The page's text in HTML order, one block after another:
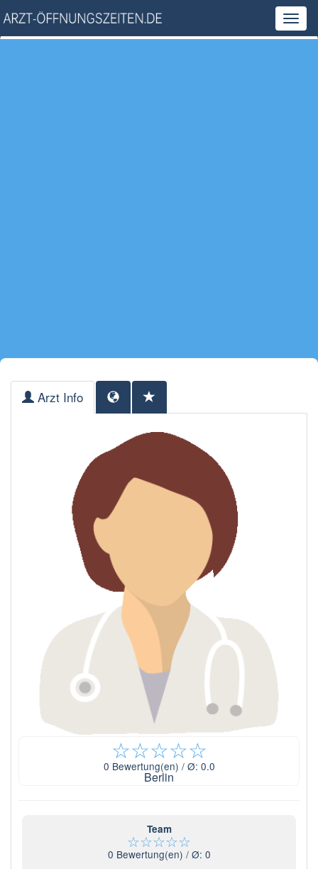
Arzt Info
☆☆☆☆☆
0 Bewertung(en) / Ø: 0.0
Berlin
Team
☆☆☆☆☆
0 Bewertung(en) / Ø: 0